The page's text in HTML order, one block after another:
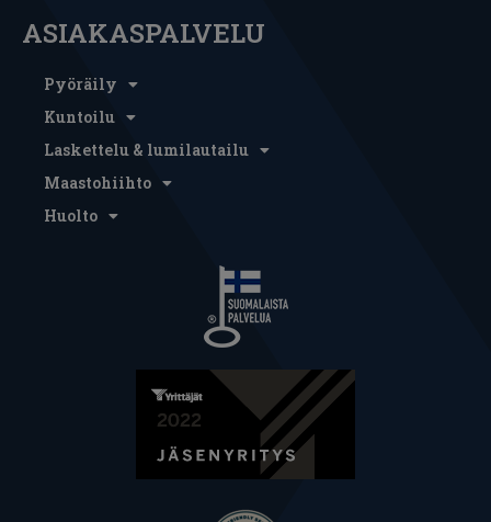
ASIAKASPALVELU
Pyöräily
Kuntoilu
Laskettelu & lumilautailu
Maastohiihto
Huolto